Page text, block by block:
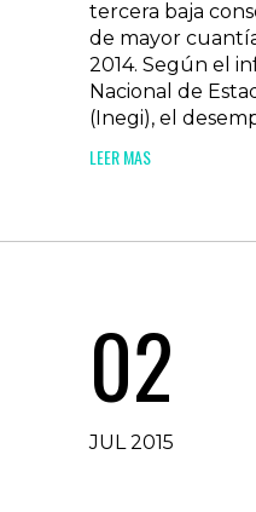
tercera baja
de mayor
2014. Según el
Nacional de
(Inegi), el
LEER MAS
02
JUL 2015